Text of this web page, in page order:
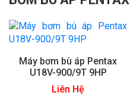
Máy bơm bù áp Pentax
U18V-900/9T 9HP
Liên Hệ